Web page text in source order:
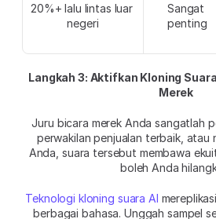
20%+ lalu lintas luar
negeri
Sangat
penting
Langkah 3: Aktifkan Kloning
Merek
Juru bicara merek Anda sangatlah
perwakilan penjualan terbaik,
Anda, suara tersebut membawa
boleh Anda
Teknologi kloning suara AI
berbagai bahasa. Unggah sampel